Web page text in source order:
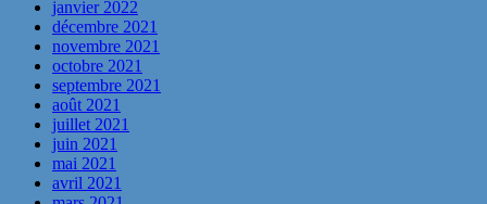
janvier 2022
décembre 2021
novembre 2021
octobre 2021
septembre 2021
août 2021
juillet 2021
juin 2021
mai 2021
avril 2021